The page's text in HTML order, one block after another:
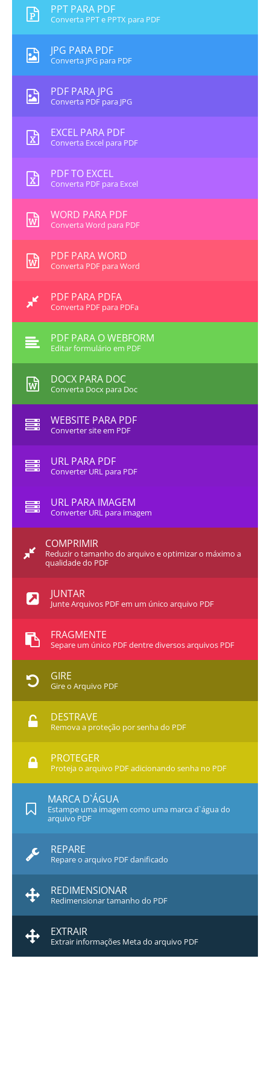
PPT PARA PDF
Converta PPT e PPTX para PDF
JPG PARA PDF
Converta JPG para PDF
PDF PARA JPG
Converta PDF para JPG
EXCEL PARA PDF
Converta Excel para PDF
PDF TO EXCEL
Converta PDF para Excel
WORD PARA PDF
Converta Word para PDF
PDF PARA WORD
Converta PDF para Word
PDF PARA PDFA
Converta PDF para PDFa
PDF PARA O WEBFORM
Editar formulário em PDF
DOCX PARA DOC
Converta Docx para Doc
WEBSITE PARA PDF
Converter site em PDF
URL PARA PDF
Converter URL para PDF
URL PARA IMAGEM
Converter URL para imagem
COMPRIMIR
Reduzir o tamanho do arquivo e optimizar o máximo a
qualidade do PDF
JUNTAR
Junte Arquivos PDF em um único arquivo PDF
FRAGMENTE
Separe um único PDF dentre diversos arquivos PDF
GIRE
Gire o Arquivo PDF
DESTRAVE
Remova a proteção por senha do PDF
PROTEGER
Proteja o arquivo PDF adicionando senha no PDF
MARCA D`ÁGUA
Estampe uma imagem como uma marca d`água do
arquivo PDF
REPARE
Repare o arquivo PDF danificado
REDIMENSIONAR
Redimensionar tamanho do PDF
EXTRAIR
Extrair informações Meta do arquivo PDF